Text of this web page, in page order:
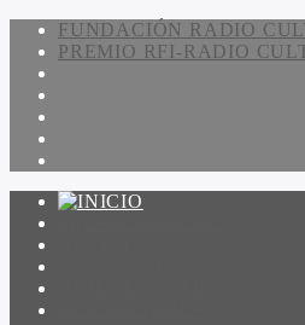
FUNDACIÓN RADIO
PREMIO RFI-RADIO